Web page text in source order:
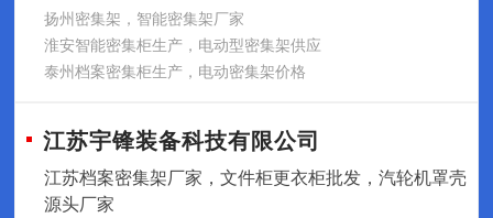
扬州密集架，智能密集架厂家
淮安智能密集柜生产，电动型密集架供应
泰州档案密集柜生产，电动密集架价格
江苏宇锋装备科技有限公司
江苏档案密集架厂家，文件柜更衣柜批发，汽轮机罩壳
源头厂家